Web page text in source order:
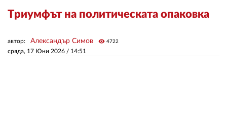
Триумфът на политическата опаковка
сряда, 17 Юни 2026 / 14:51
автор: Александър Симов visibility 4722
ДРУГИ